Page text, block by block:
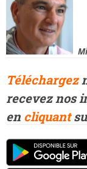
Téléchargez
recevez nos
en cliquant